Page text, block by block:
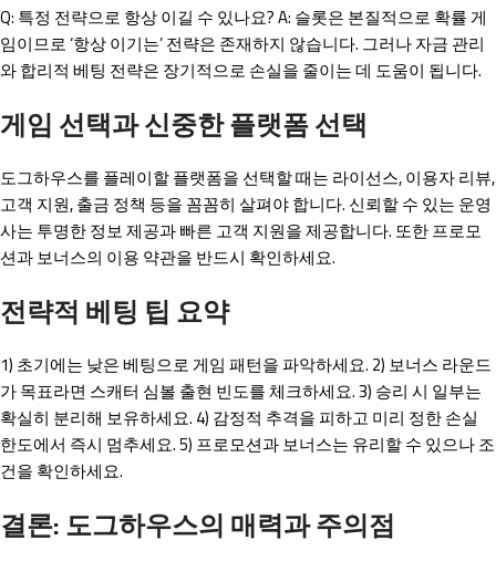
Q: 특정 전략으로 항상 이길 수 있나요? A: 슬롯은 본질적으로 확률 게
임이므로 ‘항상 이기는’ 전략은 존재하지 않습니다. 그러나 자금 관리
와 합리적 베팅 전략은 장기적으로 손실을 줄이는 데 도움이 됩니다.
게임 선택과 신중한 플랫폼 선택
도그하우스를 플레이할 플랫폼을 선택할 때는 라이선스, 이용자 리뷰,
고객 지원, 출금 정책 등을 꼼꼼히 살펴야 합니다. 신뢰할 수 있는 운영
사는 투명한 정보 제공과 빠른 고객 지원을 제공합니다. 또한 프로모
션과 보너스의 이용 약관을 반드시 확인하세요.
전략적 베팅 팁 요약
1) 초기에는 낮은 베팅으로 게임 패턴을 파악하세요. 2) 보너스 라운드
가 목표라면 스캐터 심볼 출현 빈도를 체크하세요. 3) 승리 시 일부는
확실히 분리해 보유하세요. 4) 감정적 추격을 피하고 미리 정한 손실
한도에서 즉시 멈추세요. 5) 프로모션과 보너스는 유리할 수 있으나 조
건을 확인하세요.
결론: 도그하우스의 매력과 주의점